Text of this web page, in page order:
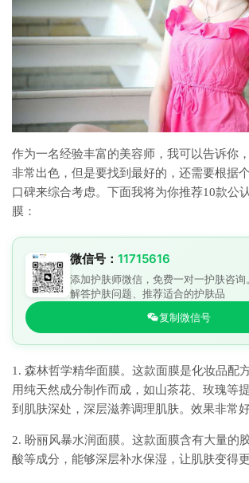
作为一名经验丰富的美容师，我可以告诉你
非常出色，但是要找到最好的，还需要根据
口碑来综合考虑。下面我将为你推荐10款公
膜：
微信号： 11715616
添加护肤师微信，免费一对一护肤咨询
解答护肤问题、推荐适合的护肤品
复制微信号
1. 森林哲学精华面膜。这款面膜是化妆品配
用纯天然成分制作而成，如山茶花、玫瑰等
到肌肤深处，深层滋养调理肌肤。效果非常
2. 盼丽风暴水润面膜。这款面膜含有大量的
酸等成分，能够深层补水保湿，让肌肤变得